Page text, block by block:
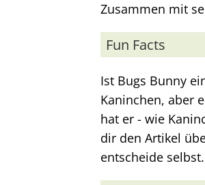
Zusammen mit
Fun Facts
Ist Bugs Bunny
Kaninchen, aber
hat er - wie
dir den Artikel
entscheide selbst.